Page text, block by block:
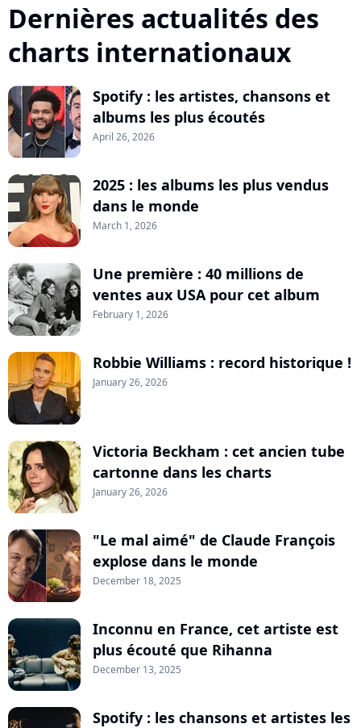
Dernières actualités des
charts internationaux
Spotify : les artistes, chansons et
albums les plus écoutés
April 26, 2026
2025 : les albums les plus vendus
dans le monde
March 1, 2026
Une première : 40 millions de
ventes aux USA pour cet album
February 1, 2026
Robbie Williams : record historique !
January 26, 2026
Victoria Beckham : cet ancien tube
cartonne dans les charts
January 26, 2026
"Le mal aimé" de Claude François
explose dans le monde
December 18, 2025
Inconnu en France, cet artiste est
plus écouté que Rihanna
December 13, 2025
Spotify : les chansons et artistes les